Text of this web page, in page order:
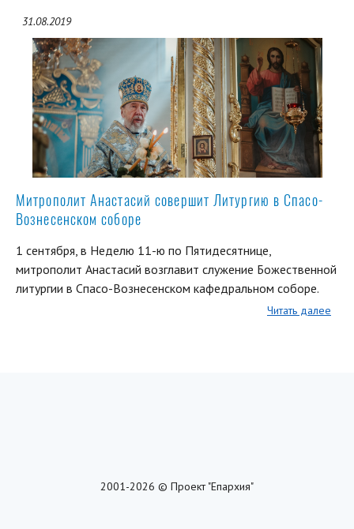
31.08.2019
Митрополит Анастасий совершит Литургию в Спасо-
Вознесенском соборе
1 сентября, в Неделю 11-ю по Пятидесятнице,
митрополит Анастасий возглавит служение Божественной
литургии в Спасо-Вознесенском кафедральном соборе.
Читать далее
2001-2026 © Проект "Епархия"